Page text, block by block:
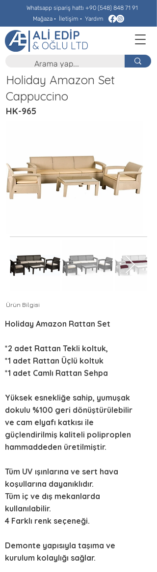
ALİ EDİP
& OĞLU LTD
Whatsapp sipariş hattı +90 (548) 848 71 91
Mağaza · İletişim · Yardım
Holiday Amazon Set
Cappuccino
HK-965
Ürün Bilgisi
Holiday Amazon Rattan Set
*2 adet Rattan Tekli koltuk,
*1 adet Rattan Üçlü koltuk
*1 adet Camlı Rattan Sehpa
Yüksek esnekliğe sahip, yumuşak
dokulu %100 geri dönüştürülebilir
ve cam elyafı katkısı ile
güçlendirilmiş kaliteli poliproplen
hammaddeden üretilmiştir.
Tüm UV ışınlarına ve sert hava
koşullarına dayanıklıdır.
Tüm iç ve dış mekanlarda
kullanılabilir.
4 Farklı renk seçeneği.
Demonte yapısıyla taşıma ve
kurulum kolaylığı sağlar.